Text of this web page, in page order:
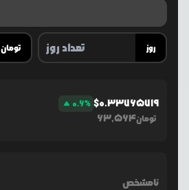
تومان روز
0.6% $0.33765719
63,564تومان
نامشخص